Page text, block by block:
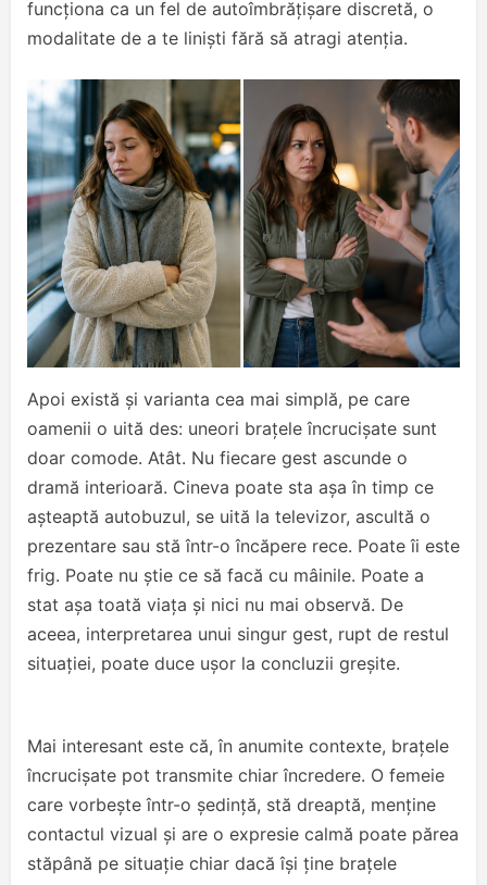
funcționa ca un fel de autoîmbrățișare discretă, o
modalitate de a te liniști fără să atragi atenția.
Apoi există și varianta cea mai simplă, pe care
oamenii o uită des: uneori brațele încrucișate sunt
doar comode. Atât. Nu fiecare gest ascunde o
dramă interioară. Cineva poate sta așa în timp ce
așteaptă autobuzul, se uită la televizor, ascultă o
prezentare sau stă într-o încăpere rece. Poate îi este
frig. Poate nu știe ce să facă cu mâinile. Poate a
stat așa toată viața și nici nu mai observă. De
aceea, interpretarea unui singur gest, rupt de restul
situației, poate duce ușor la concluzii greșite.
Mai interesant este că, în anumite contexte, brațele
încrucișate pot transmite chiar încredere. O femeie
care vorbește într-o ședință, stă dreaptă, menține
contactul vizual și are o expresie calmă poate părea
stăpână pe situație chiar dacă își ține brațele